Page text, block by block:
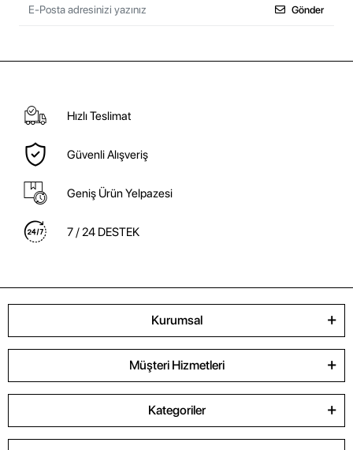
Gönder
Hızlı Teslimat
Güvenli Alışveriş
Geniş Ürün Yelpazesi
7 / 24 DESTEK
Kurumsal
Müşteri Hizmetleri
Kategoriler